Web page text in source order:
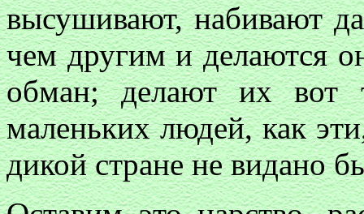
высушивают, набивают
чем другим и делаются
обман; делают их вот
маленьких людей, как
дикой стране не видано